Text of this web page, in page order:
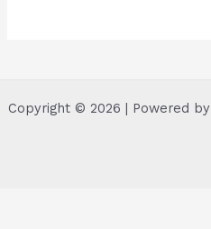
Copyright © 2026 | Powered by